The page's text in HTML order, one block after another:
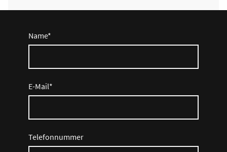
Name*
E-Mail*
Telefonnummer